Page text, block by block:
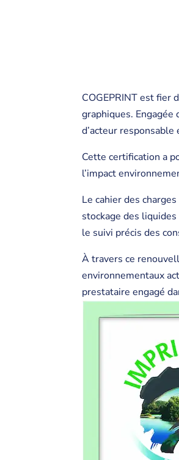
COGEPRINT est fier
graphiques.
d’acteur
Cette certification a
l’impact
Le cahier des
stockage des
le suivi précis des
À travers ce
environnementaux
prestataire engagé